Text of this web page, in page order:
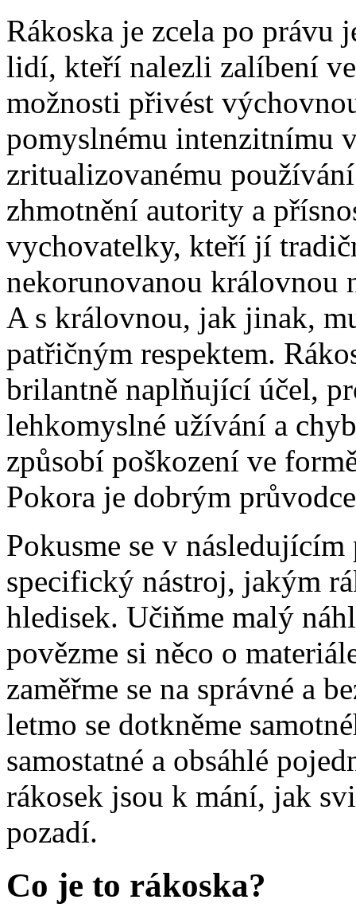
Rákoska je zcela po právu
lidí, kteří nalezli zalíbení
možnosti přivést
pomyslnému intenzitnímu
zritualizovanému
zhmotnění autority a
vychovatelky, kteří jí
nekorunovanou královnou
A s královnou, jak jinak,
patřičným respektem.
brilantně naplňující účel,
lehkomyslné užívání a
způsobí poškození ve
Pokora je dobrým
Pokusme se v
specifický nástroj, jakým
hledisek. Učiňme malý
povězme si něco o
zaměřme se na správné a
letmo se dotkněme
samostatné a obsáhlé
rákosek jsou k mání, jak
pozadí.
Co je to rákoska?